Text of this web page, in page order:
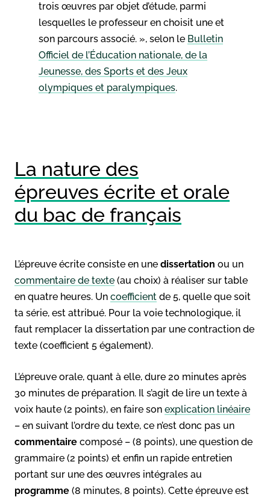
trois œuvres par objet d’étude, parmi
lesquelles le professeur en choisit une et
son parcours associé. », selon le Bulletin
Officiel de l’Éducation nationale, de la
Jeunesse, des Sports et des Jeux
olympiques et paralympiques.
La nature des
épreuves écrite et orale
du bac de français
L’épreuve écrite consiste en une dissertation ou un
commentaire de texte (au choix) à réaliser sur table
en quatre heures. Un coefficient de 5, quelle que soit
ta série, est attribué. Pour la voie technologique, il
faut remplacer la dissertation par une contraction de
texte (coefficient 5 également).
L’épreuve orale, quant à elle, dure 20 minutes après
30 minutes de préparation. Il s’agit de lire un texte à
voix haute (2 points), en faire son explication linéaire
– en suivant l’ordre du texte, ce n’est donc pas un
commentaire composé – (8 points), une question de
grammaire (2 points) et enfin un rapide entretien
portant sur une des œuvres intégrales au
programme (8 minutes, 8 points). Cette épreuve est